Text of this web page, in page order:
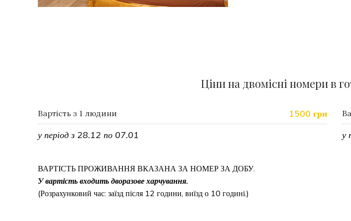
Ціни на двомісні номери в
Вартість з 1 людини 1500 грн
у період з 28.12 по 07.01 у
ВАРТІСТЬ ПРОЖИВАННЯ ВКАЗАНА ЗА НОМЕР ЗА ДОБУ.
У вартість входить дворазове харчування.
(Розрахунковий час: заїзд після 12 години, виїзд о 10 годині.)